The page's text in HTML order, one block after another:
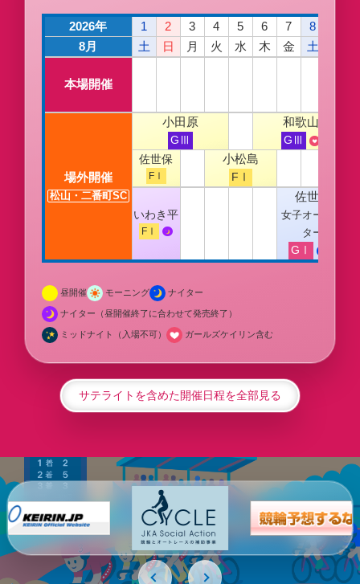
2026年 1 2 3 4 5 6 7 8
8月
土 日 月 火 水 木 金 土
本場開催
場外開催
松山・二番町SC
小田原
GⅢ
和歌山
GⅢ
佐世保
FⅠ
小松島
FⅠ
いわき平
FⅠ
佐世保
女子オールス
ター
GⅠ
昼開催 モーニング ナイター
ナイター（昼開催終了に合わせて発売終了）
ミッドナイト（入場不可） ガールズケイリン含む
サテライトを含めた開催日程を全部見る